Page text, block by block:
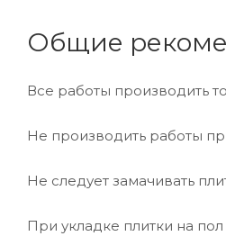
Общие
Все работы производить
Не производить работы
Не следует замачивать
При укладке плитки на